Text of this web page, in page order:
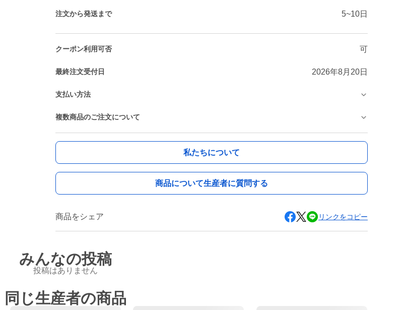
注文から発送まで 5~10日
クーポン利用可否 可
最終注文受付日 2026年8月20日
支払い方法
複数商品のご注文について
私たちについて
商品について生産者に質問する
商品をシェア リンクをコピー
みんなの投稿
投稿はありません
同じ生産者の商品